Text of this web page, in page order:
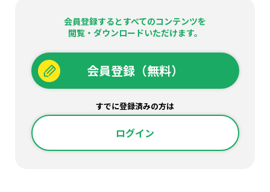
会員登録するとすべてのコンテンツを
閲覧・ダウンロードいただけます。
会員登録（無料）
すでに登録済みの方は
ログイン